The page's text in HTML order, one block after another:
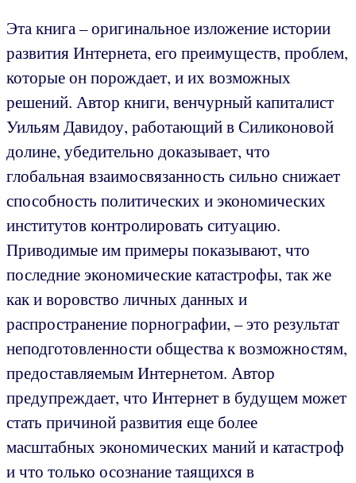
Эта книга – оригинальное изложение истории
развития Интернета, его преимуществ, проблем,
которые он порождает, и их возможных
решений. Автор книги, венчурный капиталист
Уильям Давидоу, работающий в Силиконовой
долине, убедительно доказывает, что
глобальная взаимосвязанность сильно снижает
способность политических и экономических
институтов контролировать ситуацию.
Приводимые им примеры показывают, что
последние экономические катастрофы, так же
как и воровство личных данных и
распространение порнографии, – это результат
неподготовленности общества к возможностям,
предоставляемым Интернетом. Автор
предупреждает, что Интернет в будущем может
стать причиной развития еще более
масштабных экономических маний и катастроф
и что только осознание таящихся в